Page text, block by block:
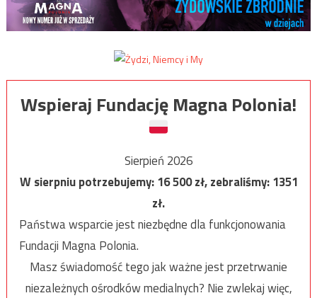
Wspieraj Fundację Magna Polonia!
Sierpień 2026
W sierpniu potrzebujemy:16 500zł, zebraliśmy:1351
zł.
Państwa wsparcie jest niezbędne dla funkcjonowania
Fundacji Magna Polonia.
Masz świadomość tego jak ważne jest przetrwanie
niezależnych ośrodków medialnych? Nie zwlekaj więc,